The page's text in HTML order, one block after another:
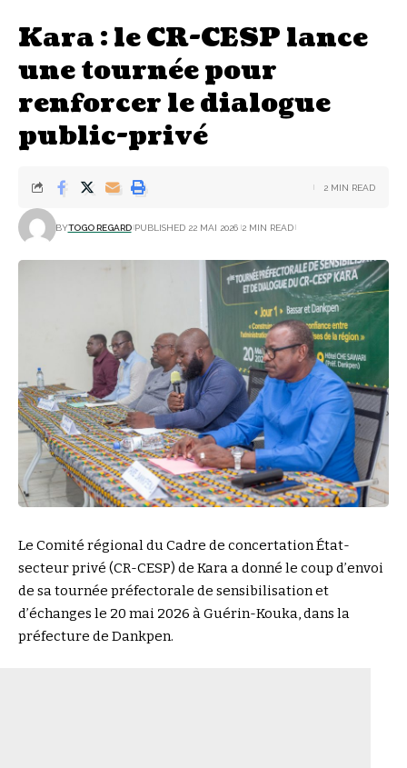
Kara : le CR-CESP lance
une tournée pour
renforcer le dialogue
public-privé
BYTOGO REGARD PUBLISHED 22 MAI 2026 2 MIN READ
2 MIN READ
Le Comité régional du Cadre de concertation État-
secteur privé (CR-CESP) de Kara a donné le coup d’envoi
de sa tournée préfectorale de sensibilisation et
d’échanges le 20 mai 2026 à Guérin-Kouka, dans la
préfecture de Dankpen.